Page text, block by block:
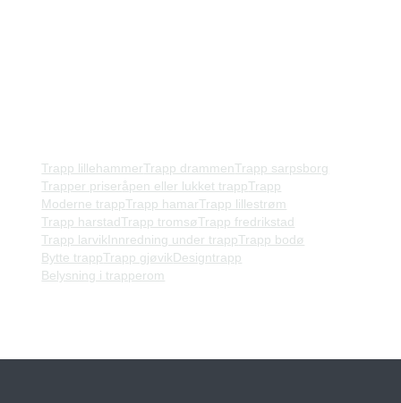
Trapp lillehammerTrapp drammenTrapp sarpsborg
Trapper priseråpen eller lukket trappTrapp
Moderne trappTrapp hamarTrapp lillestrøm
Trapp harstadTrapp tromsøTrapp fredrikstad
Trapp larvik Innredning under trappTrapp bodø
Bytte trappTrapp gjøvikDesigntrapp
Belysning i trapperom